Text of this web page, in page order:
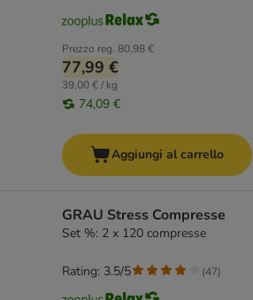
Prezzo reg. 80,98 €
77,99 €
39,00 € / kg
74,09 €
Aggiungi al carrello
GRAU Stress Compresse
Set %: 2 x 120 compresse
Rating: 3.5/5 (47)